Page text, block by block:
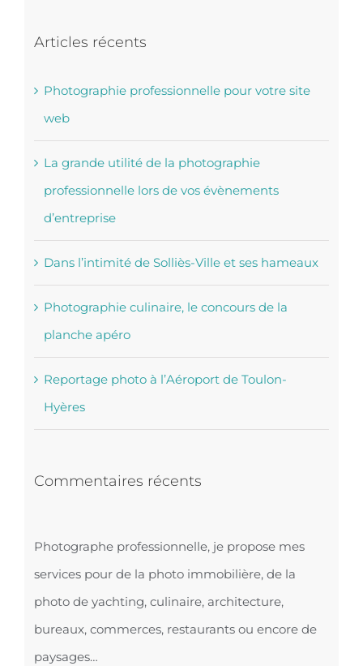
Articles récents
Photographie professionnelle pour votre site
web
La grande utilité de la photographie
professionnelle lors de vos évènements
d’entreprise
Dans l’intimité de Solliès-Ville et ses hameaux
Photographie culinaire, le concours de la
planche apéro
Reportage photo à l’Aéroport de Toulon-
Hyères
Commentaires récents
Photographe professionnelle, je propose mes
services pour de la photo immobilière, de la
photo de yachting, culinaire, architecture,
bureaux, commerces, restaurants ou encore de
paysages…